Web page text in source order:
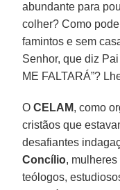
abundante para
colher? Como
famintos e sem
Senhor, que diz
ME FALTARÁ”?
OCELAM, como
cristãos que
desafiantes
Concílio,
teólogos,